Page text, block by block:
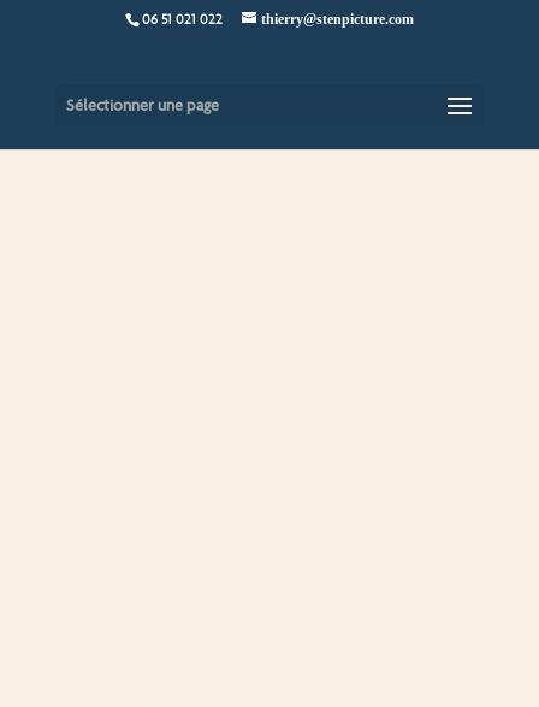
06 51 021 022 thierry@stenpicture.com
Sélectionner une page